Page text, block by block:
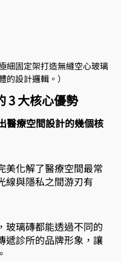
細固定架打造無縫空心玻璃
設計邏輯。）
3 大核心優勢
醫療空間設計的幾個核
美化解了醫療空間最常
線與隱私之間游刃有
玻璃磚都能透過不同的
遞診所的品牌形象，讓